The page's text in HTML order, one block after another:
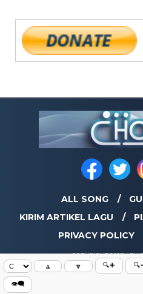
🔼 🔽 🔍➕
👁️‍🗨️
ALL SONG
KIRIM ARTIKEL LAGU
PRIVACY POLICY
COPYRIGHT 2025 - BY